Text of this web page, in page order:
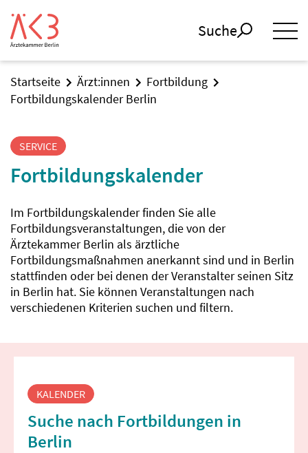
Suche
Startseite Ärzt:innen
Fortbildung
Fortbildungskalender Berlin
SERVICE
Fortbildungskalender
Im Fortbildungskalender finden Sie alle
Fortbildungsveranstaltungen, die von der
Ärztekammer Berlin als ärztliche
Fortbildungsmaßnahmen anerkannt sind und in Berlin
stattfinden oder bei denen der Veranstalter seinen Sitz
in Berlin hat. Sie können Veranstaltungen nach
verschiedenen Kriterien suchen und filtern.
Fortbildungssuche
KALENDER
Suche nach Fortbildungen in
Berlin